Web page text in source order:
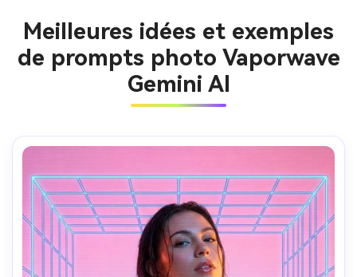
Meilleures idées et exemples
de prompts photo Vaporwave
Gemini AI